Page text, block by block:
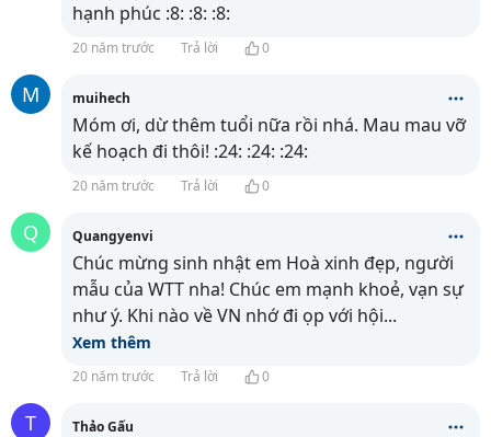
hạnh phúc :8: :8: :8:
20 năm trước Trả lời 0
M muihech
Móm ơi, dừ thêm tuổi nữa rồi nhá. Mau mau vỡ
kế hoạch đi thôi! :24: :24: :24:
20 năm trước Trả lời 0
Q Quangyenvi
Chúc mừng sinh nhật em Hoà xinh đẹp, người
mẫu của WTT nha! Chúc em mạnh khoẻ, vạn sự
như ý. Khi nào về VN nhớ đi ọp với hội...
Xem thêm
20 năm trước Trả lời 0
T Thảo Gấu